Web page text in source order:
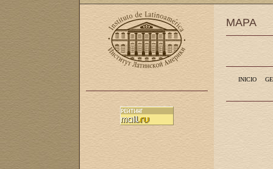
MAPA
INICIO